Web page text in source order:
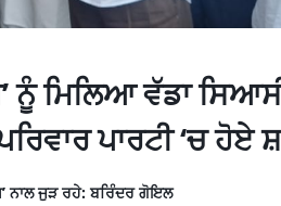
ਨੂੰ ਮਿਲਿਆ ਵੱਡਾ
ਪਾਰਟੀ ‘ਚ ਹੋਏ
ਨਾਲ ਜੁੜ ਰਹੇ: ਬਰਿੰਦਰ ਗੋਇਲ